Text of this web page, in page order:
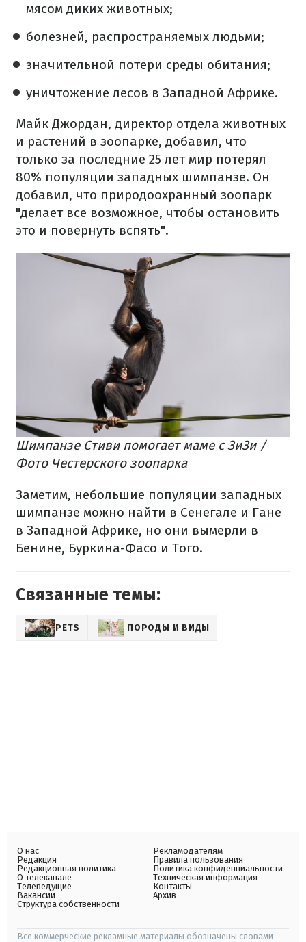
мясом диких животных;
болезней, распространяемых людьми;
значительной потери среды обитания;
уничтожение лесов в Западной Африке.
Майк Джордан, директор отдела животных
и растений в зоопарке, добавил, что
только за последние 25 лет мир потерял
80% популяции западных шимпанзе. Он
добавил, что природоохранный зоопарк
"делает все возможное, чтобы остановить
это и повернуть вспять".
Шимпанзе Стиви помогает маме с ЗиЗи /
Фото Честерского зоопарка
Заметим, небольшие популяции западных
шимпанзе можно найти в Сенегале и Гане
в Западной Африке, но они вымерли в
Бенине, Буркина-Фасо и Того.
Связанные темы:
PETS ПОРОДЫ И ВИДЫ
О нас
Редакция
Редакционная политика
О телеканале
Телеведущие
Вакансии
Структура собственности
Рекламодателям
Правила пользования
Политика конфиденциальности
Техническая информация
Контакты
Архив
Все коммерческие рекламные материалы обозначены словами